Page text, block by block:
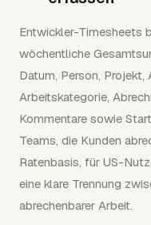
Entwickler-Timesheets
wöchentliche
Datum, Person, Projekt,
Arbeitskategorie,
Kommentare sowie
Teams, die Kunden
Ratenbasis, für US-
eine klare Trennung
abrechenbarer Arbeit.